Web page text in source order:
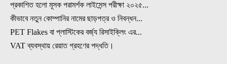
প্রকাশিত হলো মূসক পরামর্শক লাইসেন্স পরীক্ষা ২০২৫...
কীভাবে নতুন কোম্পানির নামের ছাড়পত্র ও নিবন্ধন...
PET Flakes বা প্লাস্টিকের বর্জ্য রিসাইক্লিং এর...
VAT ব্যবস্থায় রেয়াত গ্রহণের পদ্ধতি।